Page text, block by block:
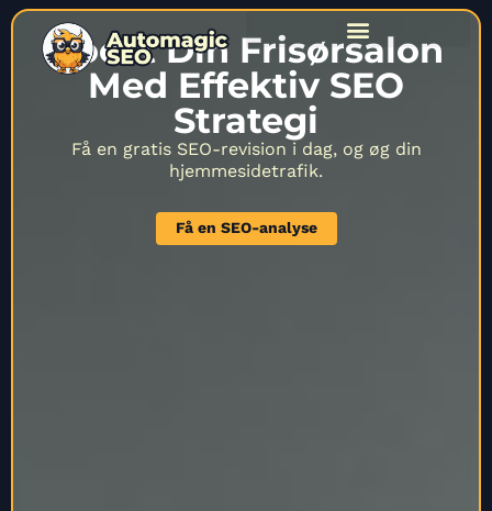
Boost Din Frisørsalon
Med Effektiv SEO
Strategi
Få en gratis SEO-revision i dag, og øg din
hjemmesidetrafik.
Få en SEO-analyse